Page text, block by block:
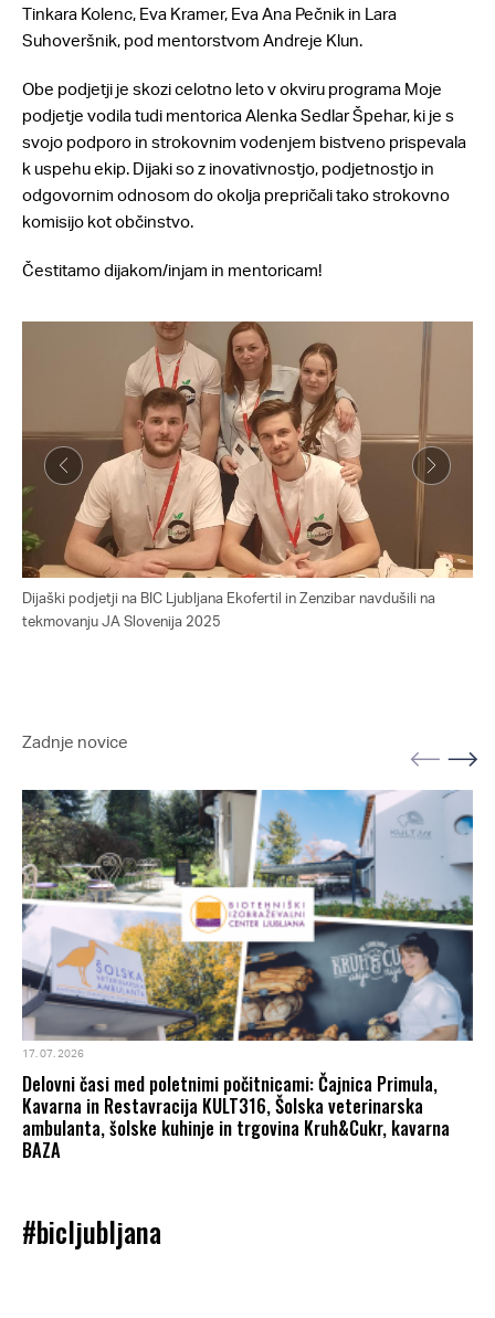
Tinkara Kolenc, Eva Kramer, Eva Ana Pečnik in Lara
Suhoveršnik, pod mentorstvom Andreje Klun.
Obe podjetji je skozi celotno leto v okviru programa Moje
podjetje vodila tudi mentorica Alenka Sedlar Špehar, ki je s
svojo podporo in strokovnim vodenjem bistveno prispevala
k uspehu ekip. Dijaki so z inovativnostjo, podjetnostjo in
odgovornim odnosom do okolja prepričali tako strokovno
komisijo kot občinstvo.
Čestitamo dijakom/injam in mentoricam!
Dijaški podjetji na BIC Ljubljana Ekofertil in Zenzibar navdušili na
tekmovanju JA Slovenija 2025
Zadnje novice
17. 07. 2026
Delovni časi med poletnimi počitnicami: Čajnica Primula,
Kavarna in Restavracija KULT316, Šolska veterinarska
ambulanta, šolske kuhinje in trgovina Kruh&Cukr, kavarna
BAZA
#bicljubljana